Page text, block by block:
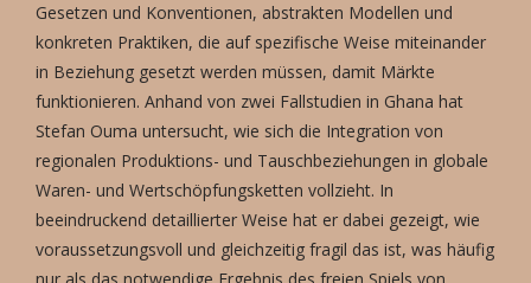
Gesetzen und Konventionen, abstrakten Modellen und
konkreten Praktiken, die auf spezifische Weise miteinander
in Beziehung gesetzt werden müssen, damit Märkte
funktionieren. Anhand von zwei Fallstudien in Ghana hat
Stefan Ouma untersucht, wie sich die Integration von
regionalen Produktions- und Tauschbeziehungen in globale
Waren- und Wertschöpfungsketten vollzieht. In
beeindruckend detaillierter Weise hat er dabei gezeigt, wie
voraussetzungsvoll und gleichzeitig fragil das ist, was häufig